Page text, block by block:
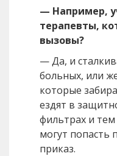
— Например,
терапевты,
вызовы?
— Да, и
больных, или
которые
ездят в
фильтрах и тем
могут попасть
приказ.